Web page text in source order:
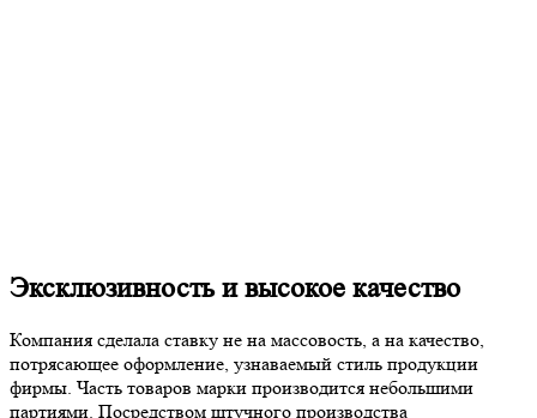
Эксклюзивность и высокое качество
Компания сделала ставку не на массовость, а на качество,
потрясающее оформление, узнаваемый стиль продукции
фирмы. Часть товаров марки производится небольшими
партиями. Посредством штучного производства